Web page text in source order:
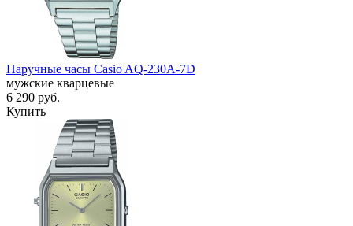
Наручные часы Casio AQ-230A-7D
мужские кварцевые
6 290 руб.
Купить